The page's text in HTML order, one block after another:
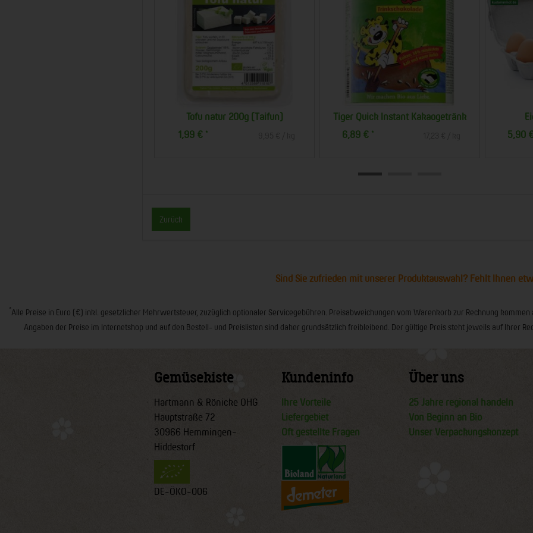
Pfefferminze - Beutel
2,29 €
Grüntee - Darjeeling - Beutel
3,29 €
Zurück
Sind Sie zufrieden mit unserer Produktauswahl? Fehlt Ihnen
*Alle Preise in Euro (€) inkl. gesetzlicher Mehrwertsteuer, zuzüglich optionaler Servicegebühren. Preisabweichungen vom Warenkorb zur Rechnung
Angaben der Preise im Internetshop und auf den Bestell- und Preislisten sind daher grundsätzlich freibleibend. Der gültige Preis steht jeweils auf Ihrer
Gemüsekiste
Hartmann & Rönicke OHG
Hauptstraße 72
30966 Hemmingen-
Hiddestorf
DE-ÖKO-006
Kundeninfo
Ihre Vorteile
Liefergebiet
Oft gestellte Fragen
Über uns
25 Jahre regional handeln
Von Beginn an Bio
Unser Verpackungskonzept